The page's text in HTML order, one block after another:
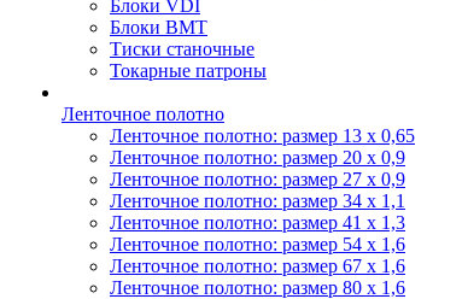
Блоки VDI
Блоки BMT
Тиски станочные
Токарные патроны
Ленточное полотно
Ленточное полотно: размер 13 х 0,65
Ленточное полотно: размер 20 х 0,9
Ленточное полотно: размер 27 х 0,9
Ленточное полотно: размер 34 х 1,1
Ленточное полотно: размер 41 х 1,3
Ленточное полотно: размер 54 х 1,6
Ленточное полотно: размер 67 х 1,6
Ленточное полотно: размер 80 х 1,6